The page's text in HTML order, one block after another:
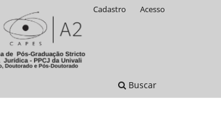
Buscar
Cadastro Acesso